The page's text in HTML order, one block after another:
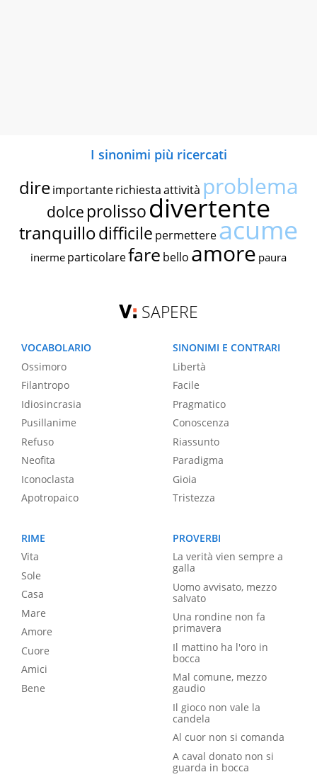
I sinonimi più ricercati
dire importante richiestaattività problema
dolce prolissodivertente
tranquillodifficile permettereacume
inerme particolarefare bello amore paura
SAPERE
VOCABOLARIO
Ossimoro
Filantropo
Idiosincrasia
Pusillanime
Refuso
Neofita
Iconoclasta
Apotropaico
SINONIMI E CONTRARI
Libertà
Facile
Pragmatico
Conoscenza
Riassunto
Paradigma
Gioia
Tristezza
RIME
Vita
Sole
Casa
Mare
Amore
Cuore
Amici
Bene
PROVERBI
La verità vien sempre a
galla
Uomo avvisato, mezzo
salvato
Una rondine non fa
primavera
Il mattino ha l'oro in
bocca
Mal comune, mezzo
gaudio
Il gioco non vale la
candela
Al cuor non si comanda
A caval donato non si
guarda in bocca